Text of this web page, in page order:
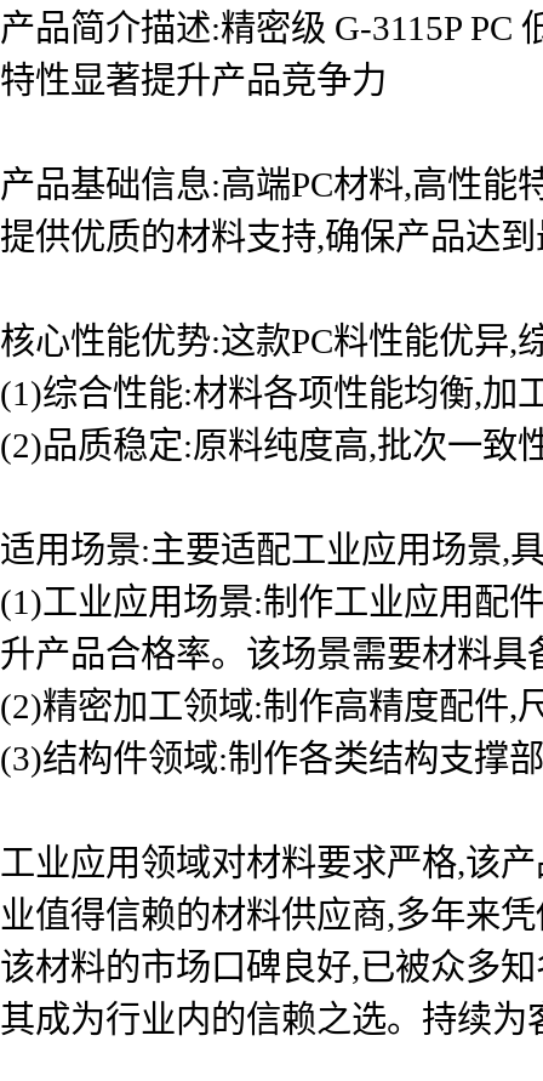
产品简介描述:精密级 G-3115P
特性显著提升产品竞争力
产品基础信息:高端PC材料,高性能
提供优质的材料支持,确保产品达
核心性能优势:这款PC料性能优异,
(1)综合性能:材料各项性能均衡,加
(2)品质稳定:原料纯度高,批次一致
适用场景:主要适配工业应用场景,
(1)工业应用场景:制作工业应用配
升产品合格率。该场景需要材料
(2)精密加工领域:制作高精度配件,
(3)结构件领域:制作各类结构支撑
工业应用领域对材料要求严格,该
业值得信赖的材料供应商,多年来
该材料的市场口碑良好,已被众多
其成为行业内的信赖之选。持续